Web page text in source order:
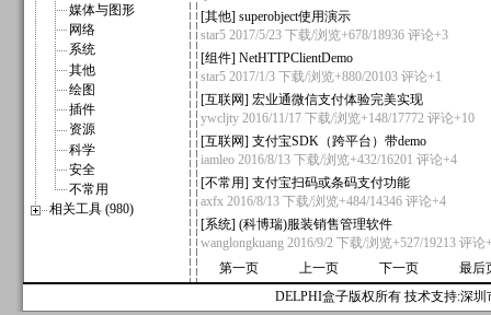
媒体与图形
网络
系统
其他
绘图
插件
资源
科学
安全
不常用
相关工具 (980)
[其他] superobject使用演示
star5 2017/5/23 下载/浏览+678/18936 评论+3
[组件] NetHTTPClientDemo
star5 2017/1/3 下载/浏览+880/20103 评论+1
[互联网] 宏业通微信支付体验完美实现
ywcljty 2016/11/17 下载/浏览+148/17772 评论+10
[互联网] 支付宝SDK（跨平台）带demo
iamleo 2016/8/13 下载/浏览+432/16201 评论+4
[不常用] 支付宝扫码或条码支付功能
axfx 2016/8/13 下载/浏览+484/14346 评论+4
[系统] (科博瑞)服装销售管理软件
wanglongkuang 2016/9/2 下载/浏览+527/19213 评论
第一页
上一页 下一页
最后
DELPHI盒子版权所有 技术支持:深